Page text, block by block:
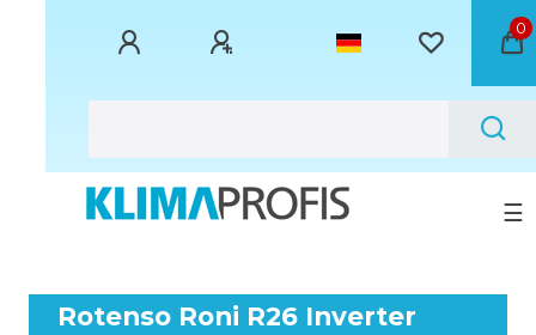
0
☰
Rotenso Roni R26 Inverter